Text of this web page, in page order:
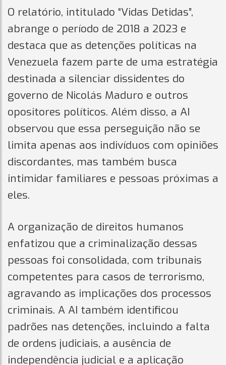
O relatório, intitulado “Vidas Detidas”,
abrange o período de 2018 a 2023 e
destaca que as detenções políticas na
Venezuela fazem parte de uma estratégia
destinada a silenciar dissidentes do
governo de Nicolás Maduro e outros
opositores políticos. Além disso, a AI
observou que essa perseguição não se
limita apenas aos indivíduos com opiniões
discordantes, mas também busca
intimidar familiares e pessoas próximas a
eles.
A organização de direitos humanos
enfatizou que a criminalização dessas
pessoas foi consolidada, com tribunais
competentes para casos de terrorismo,
agravando as implicações dos processos
criminais. A AI também identificou
padrões nas detenções, incluindo a falta
de ordens judiciais, a ausência de
independência judicial e a aplicação